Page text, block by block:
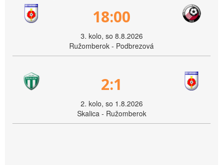
18:00
3. kolo, so 8.8.2026
Ružomberok - Podbrezová
2:1
2. kolo, so 1.8.2026
Skalica - Ružomberok